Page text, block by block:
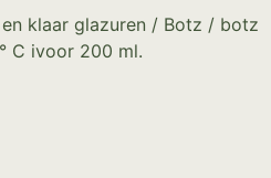
klaar glazuren / Botz / botz
C ivoor 200 ml.